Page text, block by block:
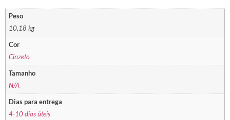
Peso
10,18 kg
Cor
Cinzeto
Tamanho
N/A
Dias para entrega
4-10 dias úteis